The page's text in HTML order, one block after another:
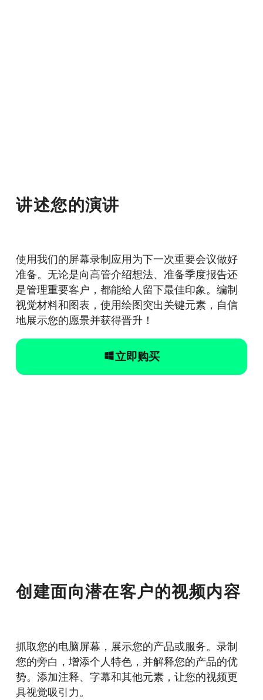
讲述您的演讲
使用我们的屏幕录制应用为下一次重要会议做好
准备。无论是向高管介绍想法、准备季度报告还
是管理重要客户，都能给人留下最佳印象。编制
视觉材料和图表，使用绘图突出关键元素，自信
地展示您的愿景并获得晋升！
立即购买
创建面向潜在客户的视频内容
抓取您的电脑屏幕，展示您的产品或服务。录制
您的旁白，增添个人特色，并解释您的产品的优
势。添加注释、字幕和其他元素，让您的视频更
具视觉吸引力。